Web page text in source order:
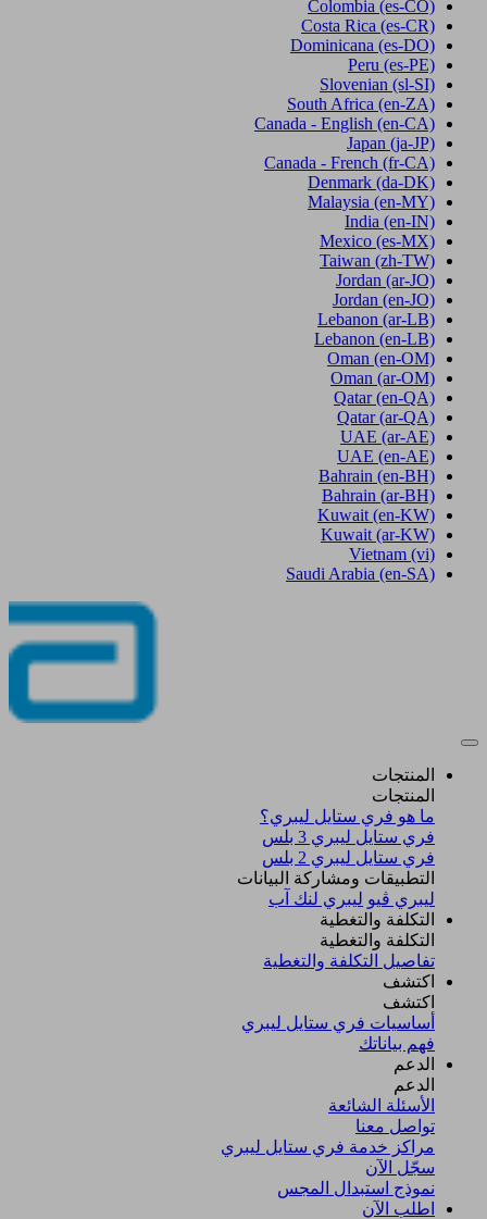
Colombia (es-CO)
Costa Rica (es-CR)
Dominicana (es-DO)
Peru (es-PE)
Slovenian (sl-SI)
South Africa (en-ZA)
Canada - English (en-CA)
Japan (ja-JP)
Canada - French (fr-CA)
Denmark (da-DK)
Malaysia (en-MY)
India (en-IN)
Mexico (es-MX)
Taiwan (zh-TW)
Jordan (ar-JO)
Jordan (en-JO)
Lebanon (ar-LB)
Lebanon (en-LB)
Oman (en-OM)
Oman (ar-OM)
Qatar (en-QA)
Qatar (ar-QA)
UAE (ar-AE)
UAE (en-AE)
Bahrain (en-BH)
Bahrain (ar-BH)
Kuwait (en-KW)
Kuwait (ar-KW)
Vietnam (vi)
Saudi Arabia (en-SA)
المنتجات
المنتجات
ما هو فري ستايل ليبري؟
فري ستايل ليبري 3 بلس​
فري ستايل ليبري 2 بلس​
التطبيقات ومشاركة البيانات
ليبري ڤيو ليبري لنك آب
التكلفة والتغطية
التكلفة والتغطية
تفاصيل التكلفة والتغطية
اكتشف​
اكتشف​
أساسيات فري ستايل ليبري
فهم بياناتك
الدعم
الدعم
الأسئلة الشائعة
تواصل معنا
مراكز خدمة فري ستايل ليبري
سجّل الآن​
نموذج استبدال المجس
اطلب الآن